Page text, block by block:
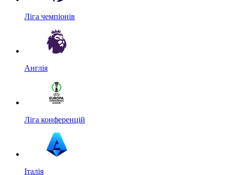
Ліга чемпіонів
Англія
Ліга конференцій
Італія